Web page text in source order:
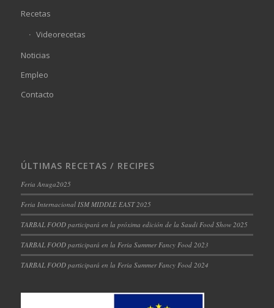
Recetas
Videorecetas
Noticias
Empleo
Contacto
ÚLTIMAS RECETAS / RECIPES
Feria Anuga2025
Feria Internacional ISM MIDDLE EAST 2025
TARBAL FOOD participará en la próxima edición de la Saudi Food Show 2025
TARBAL FOOD participará en la Feria Summer Fancy Food 2023
TARBAL FOOD participará en la Feria Summer Fancy Food 2024